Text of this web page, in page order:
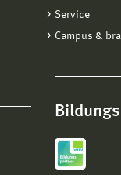
Service
Campus &